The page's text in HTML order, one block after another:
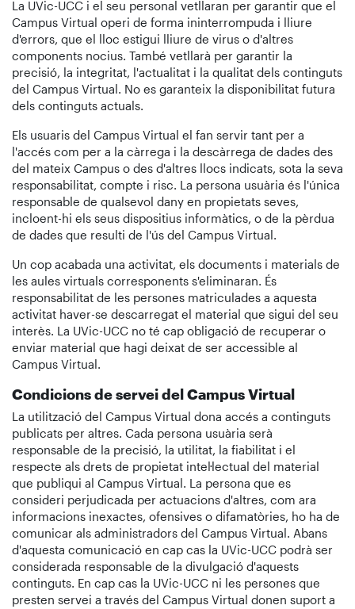
La UVic-UCC i el seu personal vetllaran per garantir que el
Campus Virtual operi de forma ininterrompuda i lliure
d'errors, que el lloc estigui lliure de virus o d'altres
components nocius. També vetllarà per garantir la
precisió, la integritat, l'actualitat i la qualitat dels continguts
del Campus Virtual. No es garanteix la disponibilitat futura
dels continguts actuals.
Els usuaris del Campus Virtual el fan servir tant per a
l'accés com per a la càrrega i la descàrrega de dades des
del mateix Campus o des d'altres llocs indicats, sota la seva
responsabilitat, compte i risc. La persona usuària és l'única
responsable de qualsevol dany en propietats seves,
incloent-hi els seus dispositius informàtics, o de la pèrdua
de dades que resulti de l'ús del Campus Virtual.
Un cop acabada una activitat, els documents i materials de
les aules virtuals corresponents s'eliminaran. És
responsabilitat de les persones matriculades a aquesta
activitat haver-se descarregat el material que sigui del seu
interès. La UVic-UCC no té cap obligació de recuperar o
enviar material que hagi deixat de ser accessible al
Campus Virtual.
Condicions de servei del Campus Virtual
La utilització del Campus Virtual dona accés a continguts
publicats per altres. Cada persona usuària serà
responsable de la precisió, la utilitat, la fiabilitat i el
respecte als drets de propietat intel·lectual del material
que publiqui al Campus Virtual. La persona que es
consideri perjudicada per actuacions d'altres, com ara
informacions inexactes, ofensives o difamatòries, ho ha de
comunicar als administradors del Campus Virtual. Abans
d'aquesta comunicació en cap cas la UVic-UCC podrà ser
considerada responsable de la divulgació d'aquests
continguts. En cap cas la UVic-UCC ni les persones que
presten servei a través del Campus Virtual donen suport a